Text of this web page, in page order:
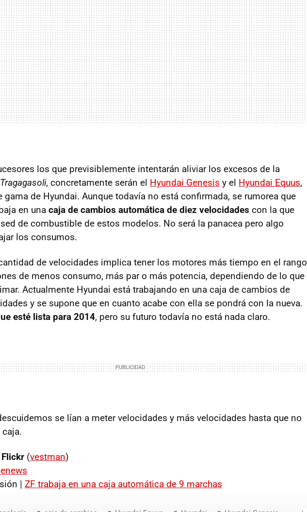
los que previsiblemente intentarán aliviar los excesos de la
Tragagasoli, concretamente serán el Hyundai Genesis y el Hyundai Equus,
gama de Hyundai. Aunque todavía no está confirmada, se rumorea que
en una caja de cambios automática de diez velocidades con la que
de combustible de estos modelos. No será la panacea pero algo
los consumos.
de velocidades implica tener los motores más tiempo en el rango
de menos consumo, más par o más potencia, dependiendo de lo que
Actualmente Hyundai está trabajando en una caja de cambios de
y se supone que en cuanto acabe con ella se pondrá con la nueva.
esté lista para 2014, pero su futuro todavía no está nada claro.
se lían a meter velocidades y más velocidades hasta que no
Flickr (vestman)
| ZF trabaja en una caja automática de 9 marchas